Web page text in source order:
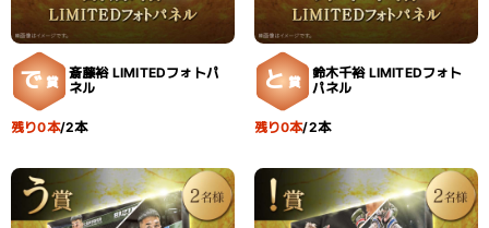
で 賞
斎藤裕 LIMITEDフォトパ
ネル
残り0本/2本
と 賞
鈴木千裕 LIMITEDフォト
パネル
残り0本/2本